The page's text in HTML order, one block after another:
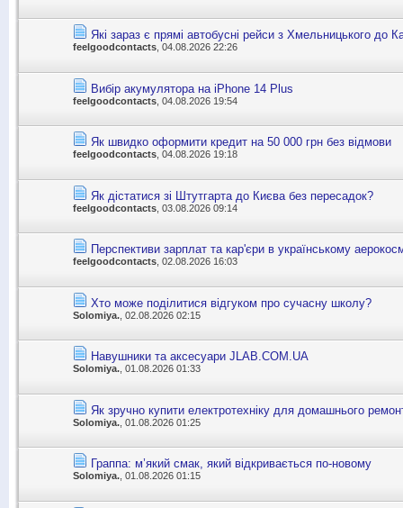
Які зараз є прямі автобусні рейси з Хмельницького до
feelgoodcontacts, 04.08.2026 22:26
Вибір акумулятора на iPhone 14 Plus
feelgoodcontacts , 04.08.2026 19:54
Як швидко оформити кредит на 50 000 грн без відмови
feelgoodcontacts , 04.08.2026 19:18
Як дістатися зі Штутгарта до Києва без пересадок?
feelgoodcontacts , 03.08.2026 09:14
Перспективи зарплат та кар'єри в українському
feelgoodcontacts , 02.08.2026 16:03
Хто може поділитися відгуком про сучасну школу?
Solomiya. , 02.08.2026 02:15
Навушники та аксесуари JLAB.COM.UA
Solomiya. , 01.08.2026 01:33
Як зручно купити електротехніку для домашнього
Solomiya. , 01.08.2026 01:25
Граппа: м’який смак, який відкривається по-новому
Solomiya. , 01.08.2026 01:15